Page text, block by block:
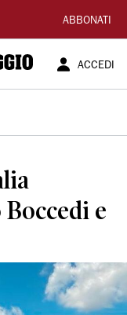
ABBONATI
ACCEDI
e